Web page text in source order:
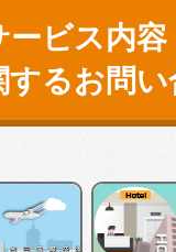
ービス内容
するお問